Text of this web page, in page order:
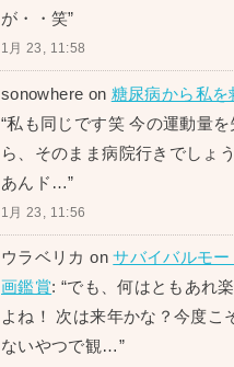
が・・笑”
1月 23, 11:58
sonowhere on 糖尿病から私を
“私も同じです笑 今の運動量を
ら、そのまま病院行きでしょ
あんド…”
1月 23, 11:56
ウラベリカ onサバイバルモ
画鑑賞: “でも、何はともあれ
よね！ 次は来年かな？今度こ
ないやつで観…”